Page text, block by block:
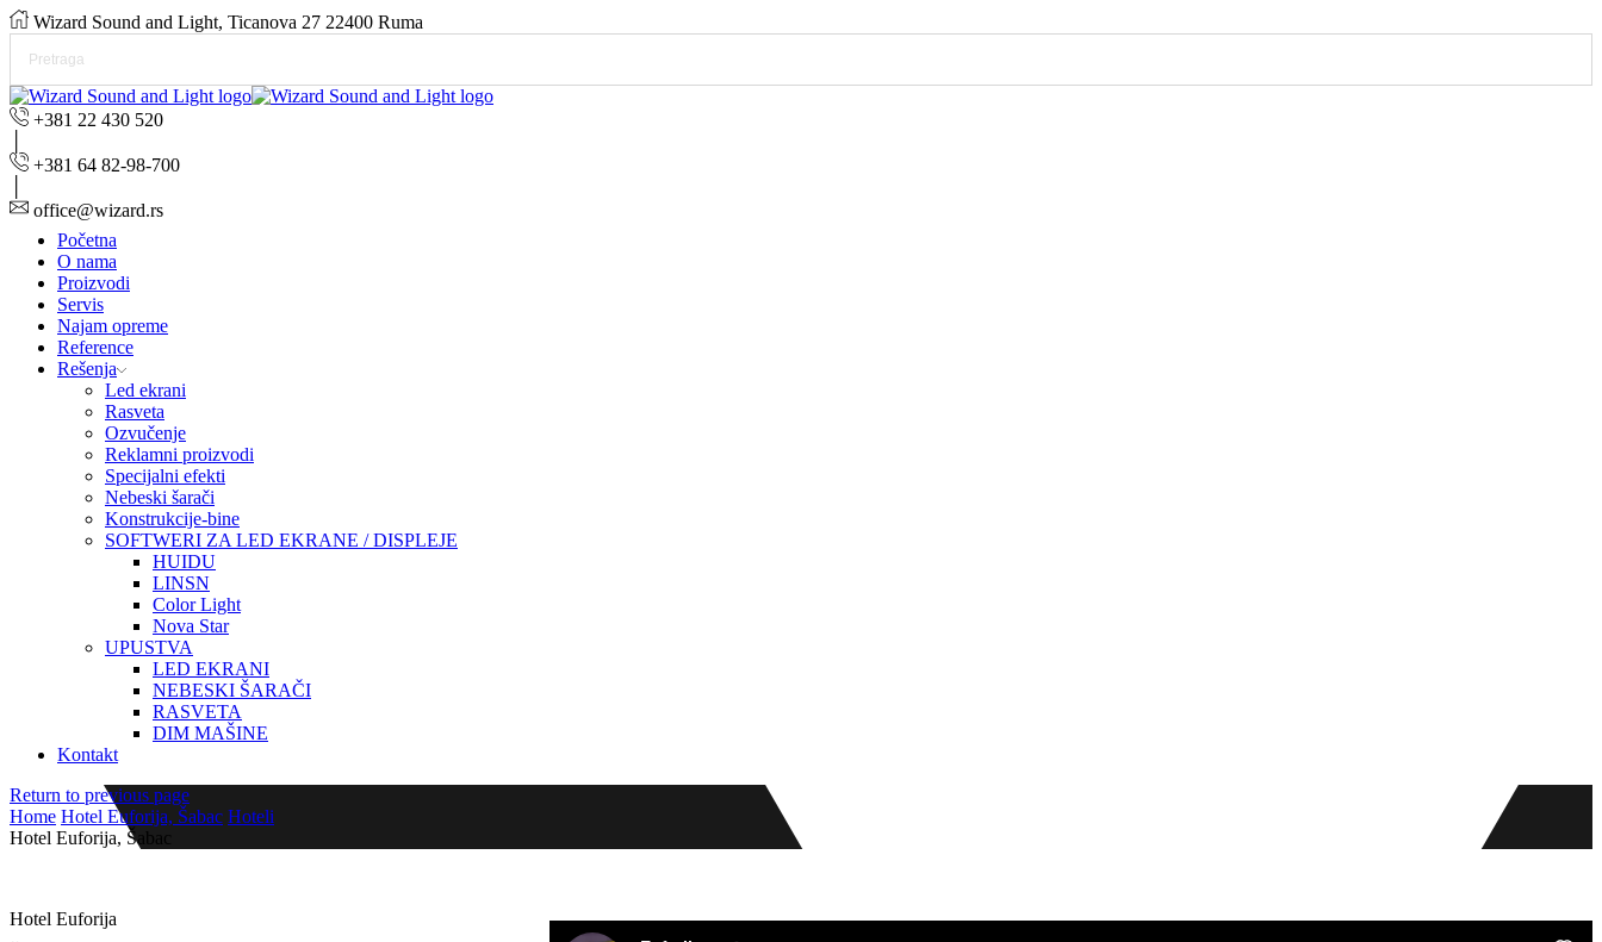
Wizard Sound and Light, Ticanova 27 22400 Ruma
+381 22 430 520
+381 64 82-98-700
office@wizard.rs
Početna
O nama
Proizvodi
Servis
Najam opreme
Reference
Rešenja
Led ekrani
Rasveta
Ozvučenje
Reklamni proizvodi
Specijalni efekti
Nebeski šarači
Konstrukcije-bine
SOFTWERI ZA LED EKRANE / DISPLEJE
HUIDU
LINSN
Color Light
Nova Star
UPUSTVA
LED EKRANI
NEBESKI ŠARAČI
RASVETA
DIM MAŠINE
Kontakt
Return to previous page
Home Hotel Euforija, Šabac Hoteli
Hotel Euforija, Šabac
Hotel Euforija